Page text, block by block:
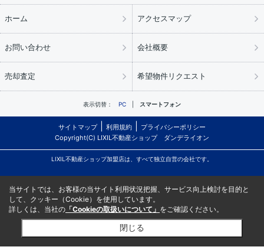
ホーム アクセスマップ
お問い合わせ 会社概要
売却査定 希望物件リクエスト
表示切替： PC スマートフォン
サイトマップ 利用規約
プライバシーポリシー
Copyright(C) LIXIL不動産ショップ ダンデライオン
LIXIL不動産ショップ加盟店は、すべて独立自営の会社です。
当サイトでは、お客様の当サイト利用状況把握、サービス向上検討を目的と
して、クッキー（Cookie）を使用しています。
詳しくは、当社の 「Cookieの取扱いについて」 をご確認ください。
閉じる